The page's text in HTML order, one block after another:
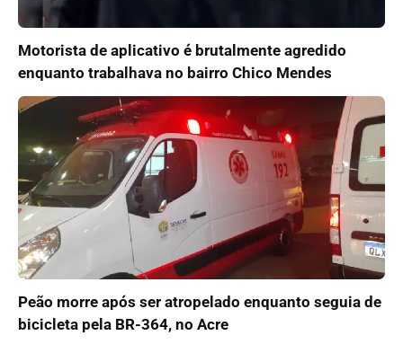
Motorista de aplicativo é brutalmente agredido
enquanto trabalhava no bairro Chico Mendes
Peão morre após ser atropelado enquanto seguia de
bicicleta pela BR-364, no Acre